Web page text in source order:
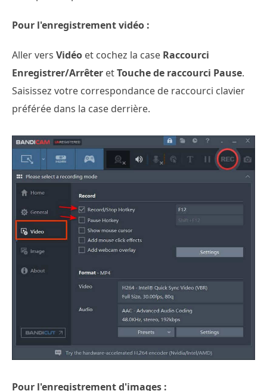
Pour l'enregistrement vidéo :
Aller vers Vidéo et cochez la case Raccourci
Enregistrer/Arrêter etTouche de raccourci Pause.
Saisissez votre correspondance de raccourci clavier
préférée dans la case derrière.
Pour l'enregistrement d'images :